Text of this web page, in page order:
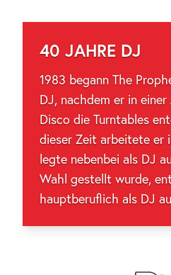
40 JAHRE DJ
1983 begann The
DJ, nachdem er in
Disco die Turntables
dieser Zeit arbeitete er
legte nebenbei als DJ
Wahl gestellt wurde,
hauptberuflich als DJ